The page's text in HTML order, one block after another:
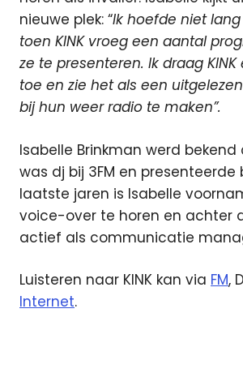
nieuwe plek: “Ik hoefde niet
toen KINK vroeg een aantal
ze te presenteren. Ik draag
toe en zie het als een
bij hun weer radio te maken”.
Isabelle Brinkman werd bekend
was dj bij 3FM en presenteerde
laatste jaren is Isabelle
voice-over te horen en achter
actief als communicatie
Luisteren naar KINK kan via FM,
Internet.